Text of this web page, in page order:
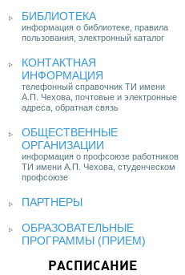
БИБЛИОТЕКА
информация о библиотеке, правила
пользования, электронный каталог
КОНТАКТНАЯ
ИНФОРМАЦИЯ
телефонный справочник ТИ имени
А.П. Чехова, почтовые и электронные
адреса, обратная связь
ОБЩЕСТВЕННЫЕ
ОРГАНИЗАЦИИ
информация о профсоюзе работников
ТИ имени А.П. Чехова, студенческом
профсоюзе
ПАРТНЕРЫ
ОБРАЗОВАТЕЛЬНЫЕ
ПРОГРАММЫ (ПРИЕМ)
РАСПИСАНИЕ